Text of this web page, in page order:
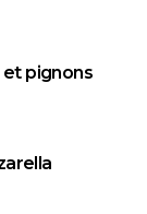
et pignons